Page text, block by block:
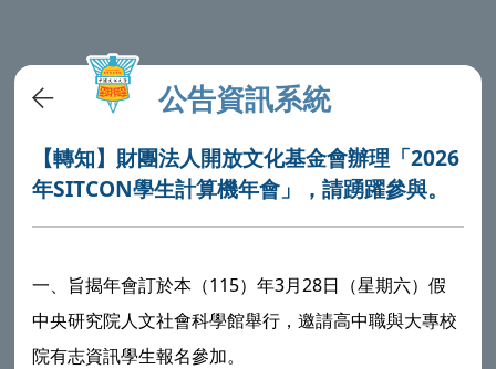
公告資訊系統
【轉知】財團法人開放文化基金會辦理「2026
年SITCON學生計算機年會」，請踴躍參與。
一、旨揭年會訂於本（115）年3月28日（星期六）假
中央研究院人文社會科學館舉行，邀請高中職與大專校
院有志資訊學生報名參加。